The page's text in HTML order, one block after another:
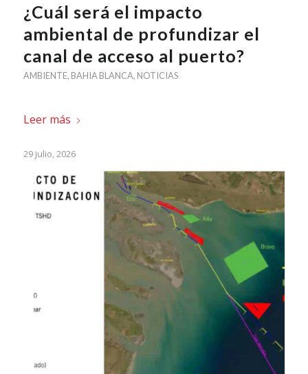
¿Cuál será el impacto
ambiental de profundizar el
canal de acceso al puerto?
AMBIENTE, BAHIA BLANCA, NOTICIAS
Leer más
29 julio, 2026